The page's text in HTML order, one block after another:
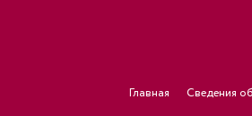
Главная Сведения